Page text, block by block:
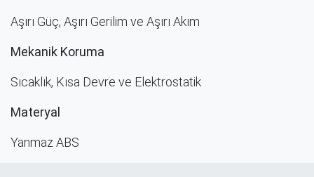
Aşırı Güç, Aşırı Gerilim ve Aşırı Akım
Mekanik Koruma
Sıcaklık, Kısa Devre ve Elektrostatik
Materyal
Yanmaz ABS